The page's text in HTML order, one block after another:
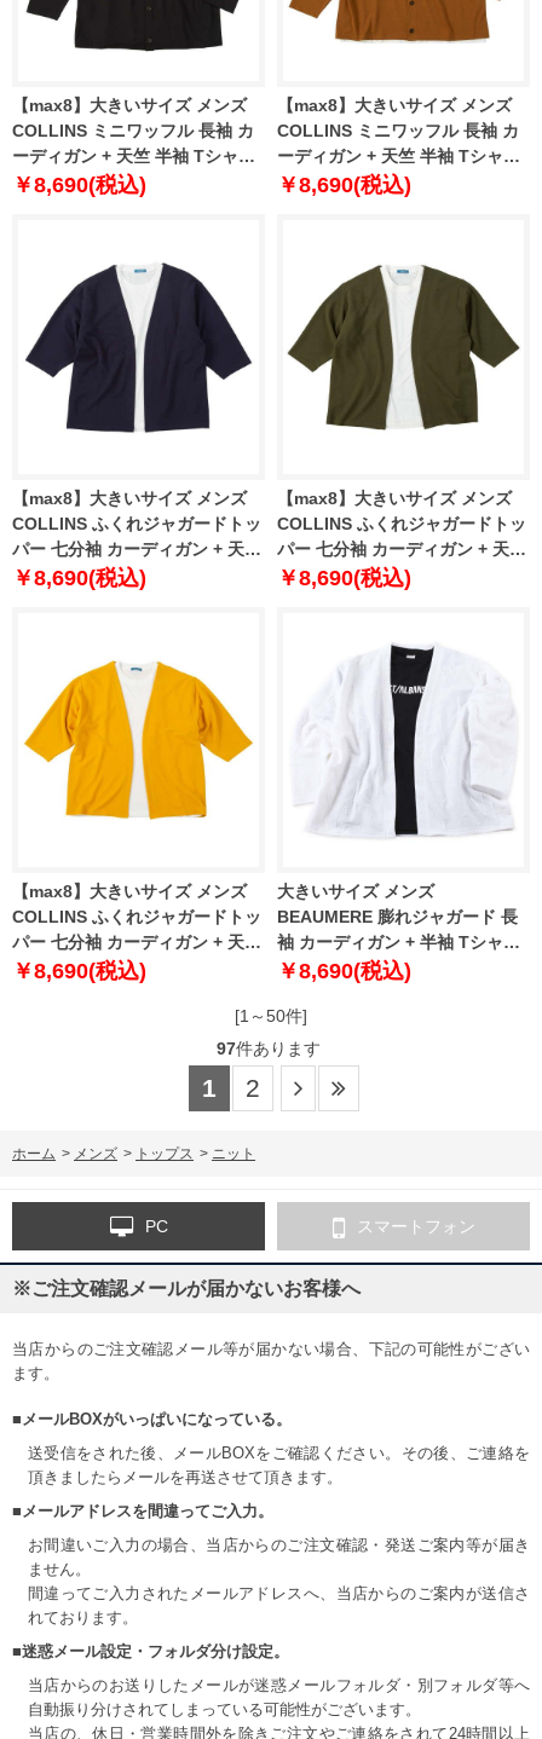
【max8】大きいサイズ メンズ
COLLINS ミニワッフル 長袖 カ
ーディガン + 天竺 半袖 Tシャツ
ブラック×ホワイト 1258-5300-2
￥8,690(税込)
【max8】大きいサイズ メンズ
COLLINS ミニワッフル 長袖 カ
ーディガン + 天竺 半袖 Tシャツ
ブラウン×ホワイト 1258-5300-3
￥8,690(税込)
【max8】大きいサイズ メンズ
COLLINS ふくれジャガードトッ
パー 七分袖 カーディガン + 天竺
半袖 Tシャツ ネイビー×ホワイト
￥8,690(税込)
【max8】大きいサイズ メンズ
COLLINS ふくれジャガードトッ
パー 七分袖 カーディガン + 天竺
半袖 Tシャツ カーキ×ホワイト
￥8,690(税込)
【max8】大きいサイズ メンズ
COLLINS ふくれジャガードトッ
パー 七分袖 カーディガン + 天竺
半袖 Tシャツ マスタード×ホワイ
￥8,690(税込)
大きいサイズ メンズ
BEAUMERE 膨れジャガード 長
袖 カーディガン + 半袖 Tシャツ
ホワイト × ブラック 1258-3330-
￥8,690(税込)
[1～50件]
97件あります
1 2
ホーム > メンズ > トップス > ニット
PC スマートフォン
※ご注文確認メールが届かないお客様へ
当店からのご注文確認メール等が届かない場合、下記の可能性がござい
ます。
■メールBOXがいっぱいになっている。
送受信をされた後、メールBOXをご確認ください。その後、ご連絡を
頂きましたらメールを再送させて頂きます。
■メールアドレスを間違ってご入力。
お間違いご入力の場合、当店からのご注文確認・発送ご案内等が届き
ません。
間違ってご入力されたメールアドレスへ、当店からのご案内が送信さ
れております。
■迷惑メール設定・フォルダ分け設定。
当店からのお送りしたメールが迷惑メールフォルダ・別フォルダ等へ
自動振り分けされてしまっている可能性がございます。
当店の、休日・営業時間外を除きご注文やご連絡をされて24時間以上